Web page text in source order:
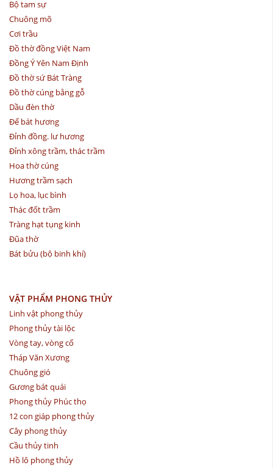
Bộ tam sự
Chuông mõ
Cơi trầu
Đồ thờ đồng Việt Nam
Đồng Ý Yên Nam Định
Đồ thờ sứ Bát Tràng
Đồ thờ cúng bằng gỗ
Dầu đèn thờ
Đế bát hương
Đỉnh đồng. lư hương
Đỉnh xông trầm, thác trầm
Hoa thờ cúng
Hương trầm sạch
Lọ hoa, lục bình
Thác đốt trầm
Tràng hạt tụng kinh
Đũa thờ
Bát bửu (bộ binh khí)
VẬT PHẨM PHONG THỦY
Linh vật phong thủy
Phong thủy tài lộc
Vòng tay, vòng cổ
Tháp Văn Xương
Chuông gió
Gương bát quái
Phong thủy Phúc thọ
12 con giáp phong thủy
Cây phong thủy
Cầu thủy tinh
Hồ lô phong thủy